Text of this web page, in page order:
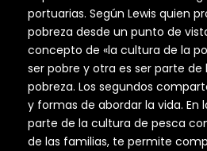
portuarias. Según Lewis quien
pobreza desde un punto de
concepto de «la cultura de la
ser pobre y otra es ser parte de
pobreza. Los segundos
y formas de abordar la vida. En
parte de la cultura de pesca
de las familias, te permite